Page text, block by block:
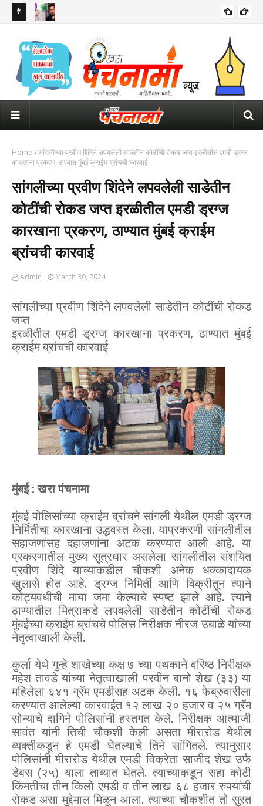
Home
सांगलीच्या प्रवीण शिंदेने लपवलेली साडेतीन कोटींची रोकड जप्त इरळीतील एमडी ड्रग्ज
कारखाना प्रकरण, ठाण्यात मुंबई क्राईम ब्रांचची कारवाई
सांगलीच्या प्रवीण शिंदेने लपवलेली साडेतीन
कोटींची रोकड जप्त इरळीतील एमडी ड्रग्ज
कारखाना प्रकरण, ठाण्यात मुंबई क्राईम
ब्रांचची कारवाई
Admin March 30, 2024
सांगलीच्या प्रवीण शिंदेने लपवलेली साडेतीन कोटींची रोकड
जप्त
इरळीतील एमडी ड्रग्ज कारखाना प्रकरण, ठाण्यात मुंबई
क्राईम ब्रांचची कारवाई
मुंबई : खरा पंचनामा
मुंबई पोलिसांच्या क्राईम ब्रांचने सांगली येथील एमडी ड्रग्ज
निर्मितीचा कारखाना उद्धवस्त केला. याप्रकरणी सांगलीतील
सहाजणांसह दहाजणांना अटक करण्यात आली आहे. या
प्रकरणातील मुख्य सूत्रधार असलेला सांगलीतील संशयित
प्रवीण शिंदे याच्याकडील चौकशी अनेक धक्कादायक
खुलासे होत आहे. ड्रग्ज निमिर्ती आणि विक्रीतून त्याने
कोट्यवधीची माया जमा केल्याचे स्पष्ट झाले आहे. त्याने
ठाण्यातील मित्राकडे लपवलेली साडेतीन कोटींची रोकड
मुंबईच्या क्राईम ब्रांचचे पोलिस निरीक्षक नीरज उबाळे यांच्या
नेतृत्वाखाली केली.
कुर्ला येथे गुन्हे शाखेच्या कक्ष ७ च्या पथकाने वरिष्ठ निरीक्षक
महेश तावडे यांच्या नेतृत्वाखाली परवीन बानो शेख (३३) या
महिलेला ६४१ ग्रॅम एमडीसह अटक केली. १६ फेब्रुवारीला
करण्यात आलेल्या कारवाईत १२ लाख २० हजार व २५ ग्रॅम
सोन्याचे दागिने पोलिसांनी हस्तगत केले. निरीक्षक आत्माजी
सावंत यांनी तिची चौकशी केली असता मीरारोड येथील
व्यक्तीकडून हे एमडी घेतल्याचे तिने सांगितले. त्यानुसार
पोलिसांनी मीरारोड येथील एमडी विक्रेता साजीद शेख उर्फ
डेबस (२५) याला ताब्यात घेतले. त्याच्याकडून सहा कोटी
किंमतीचा तीन किलो एमडी व तीन लाख ६८ हजार रुपयांची
रोकड असा मुद्देमाल मिळून आला. त्याच्या चौकशीत तो सुरत